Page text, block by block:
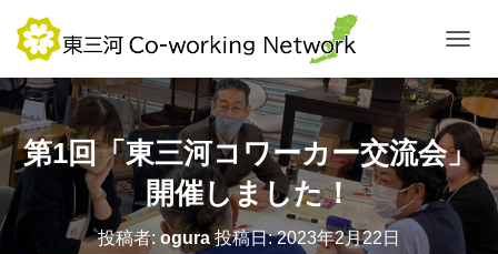
ビ
ゲ
ー
ョ
ン
切
り
第1回「東三河コワーカー交流会」
開催しました！
投稿者: ogura 投稿日:2023年2月22日